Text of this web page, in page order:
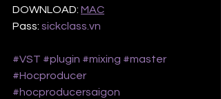
DOWNLOAD: MAC
Pass: sickclass.vn
#VST #plugin #mixing #master
#Hocproducer
#hocproducersaigon